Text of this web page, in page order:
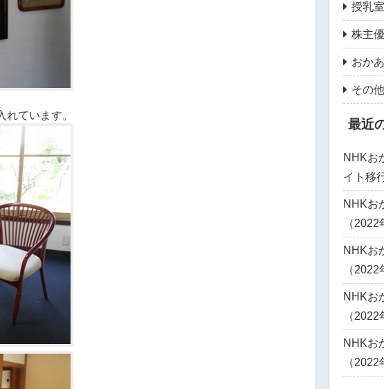
ています。
授乳
株主
おか
その他
最近
NHKお
イト移
NHKお
（2022
NHKお
（2022
NHKお
（2022
NHKお
（2022